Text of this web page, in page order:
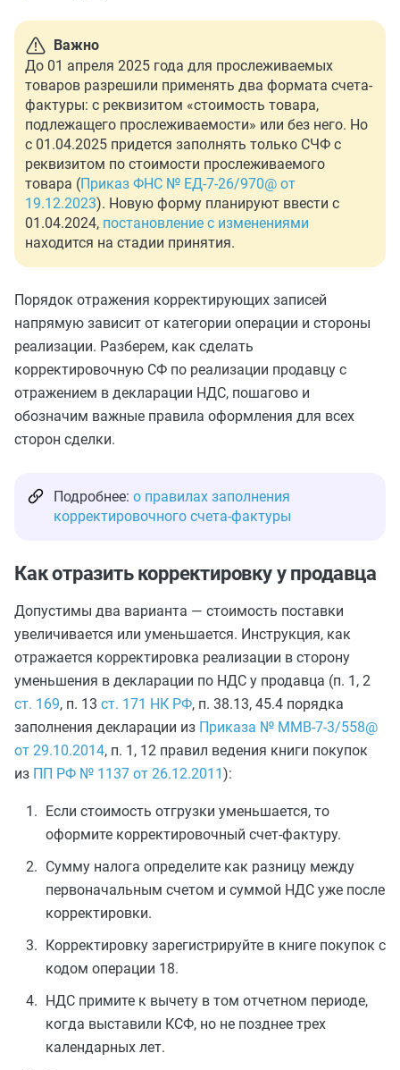
Важно
До 01 апреля 2025 года для прослеживаемых
товаров разрешили применять два формата счета-
фактуры: с реквизитом «стоимость товара,
подлежащего прослеживаемости» или без него. Но
с 01.04.2025 придется заполнять только СЧФ с
реквизитом по стоимости прослеживаемого
товара (Приказ ФНС № ЕД-7-26/970@ от
19.12.2023). Новую форму планируют ввести с
01.04.2024, постановление с изменениями
находится на стадии принятия.
Порядок отражения корректирующих записей
напрямую зависит от категории операции и стороны
реализации. Разберем, как сделать
корректировочную СФ по реализации продавцу с
отражением в декларации НДС, пошагово и
обозначим важные правила оформления для всех
сторон сделки.
Подробнее: о правилах заполнения
корректировочного счета-фактуры
Как отразить корректировку у продавца
Допустимы два варианта — стоимость поставки
увеличивается или уменьшается. Инструкция, как
отражается корректировка реализации в сторону
уменьшения в декларации по НДС у продавца (п. 1, 2
ст. 169, п. 13 ст. 171 НК РФ, п. 38.13, 45.4 порядка
заполнения декларации из Приказа № ММВ-7-3/558@
от 29.10.2014, п. 1, 12 правил ведения книги покупок
из ПП РФ № 1137 от 26.12.2011):
Если стоимость отгрузки уменьшается, то
оформите корректировочный счет-фактуру.
Сумму налога определите как разницу между
первоначальным счетом и суммой НДС уже после
корректировки.
Корректировку зарегистрируйте в книге покупок с
кодом операции 18.
НДС примите к вычету в том отчетном периоде,
когда выставили КСФ, но не позднее трех
календарных лет.